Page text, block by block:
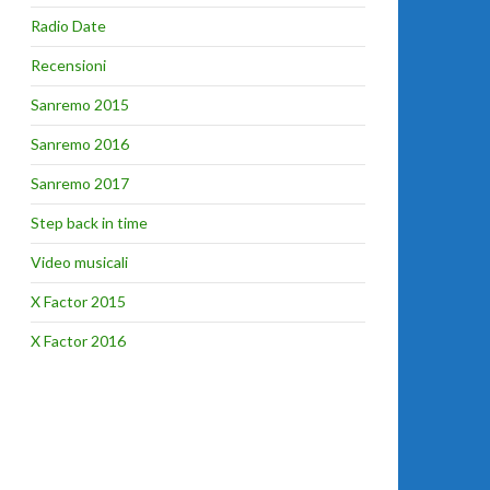
Radio Date
Recensioni
Sanremo 2015
Sanremo 2016
Sanremo 2017
Step back in time
Video musicali
X Factor 2015
X Factor 2016